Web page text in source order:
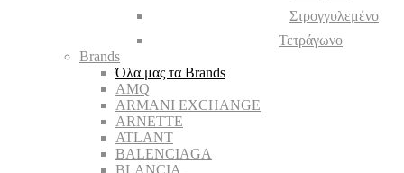
Στρογγυλεμένο
Τετράγωνο
Brands
Όλα μας τα Brands
AMQ
ARMANI EXCHANGE
ARNETTE
ATLANT
BALENCIAGA